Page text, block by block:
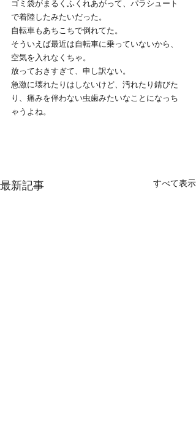
ゴミ袋がまるくふくれあがって、パラシュート
で着陸したみたいだった。
自転車もあちこちで倒れてた。
そういえば最近は自転車に乗っていないから、
空気を入れなくちゃ。
放っておきすぎて、申し訳ない。
急激に壊れたりはしないけど、汚れたり錆びた
り、痛みを伴わない虫歯みたいなことになっち
ゃうよね。
最新記事 すべて表示